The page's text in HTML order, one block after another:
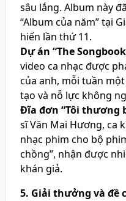
sâu lắng. Album này
“Album của năm” tại
hiến lần thứ 11.
Dự án “The
video ca nhạc được
của anh, mỗi tuần
tạo và nỗ lực không
Đĩa đơn “Tôi thương
sĩ Văn Mai Hương, ca
nhạc phim cho bộ
chồng”, nhận được
khán giả.
5. Giải thưởng và đề